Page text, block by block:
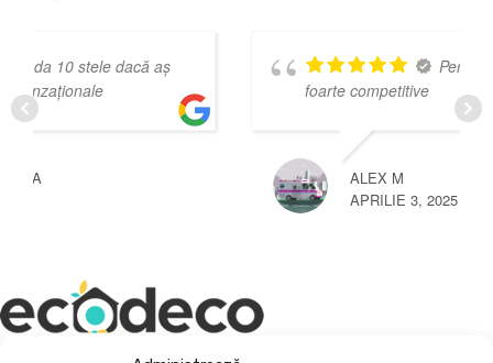
Personal amabil Prețuri
foarte competitive